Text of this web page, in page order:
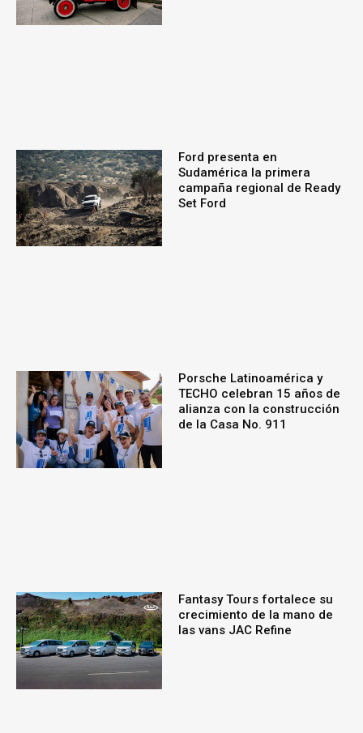
Ford presenta en
Sudamérica la primera
campaña regional de Ready
Set Ford
Porsche Latinoamérica y
TECHO celebran 15 años de
alianza con la construcción
de la Casa No. 911
Fantasy Tours fortalece su
crecimiento de la mano de
las vans JAC Refine